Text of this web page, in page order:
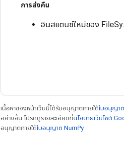
การส่งคืน
อินสแตนซ์ใหม่ของ
เนื้อหาของหน้าเว็บนี้ได้รับอนุญาตภายใต้ใบอนุญา
อย่างอื่น โปรดดูรายละเอียดที่นโยบายเว็บไซต์
อนุญาตภายใต้ใบอนุญาต NumPy